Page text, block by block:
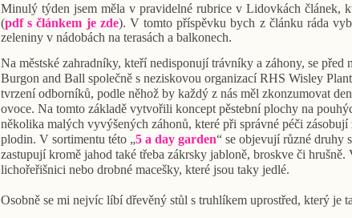
Minulý týden jsem měla v pravidelné rubrice v Lidovkách článek,
(pdf s článkem je zde). V tomto příspěvku bych z článku ráda
zeleniny v nádobách na terasách a balkonech.
Na městské zahradníky, kteří nedisponují trávníky a záhony, se před
Burgon and Ball společně s neziskovou organizací RHS Wisley
tvrzení odborníků, podle něhož by každý z nás měl zkonzumovat
ovoce. Na tomto základě vytvořili koncept pěstební plochy na
několika malých vyvýšených záhonů, které při správné péči
plodin. V sortimentu této „5 a day garden“ se objevují různé druhy
zastupují kromě jahod také třeba zákrsky jabloně, broskve či
lichořeřišnici nebo drobné macešky, které jsou taky jedlé.
Osobně se mi nejvíc líbí dřevěný stůl s truhlíkem uprostřed, který je